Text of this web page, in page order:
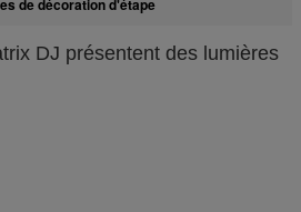
de décoration d'étape
DJ présentent des lumières